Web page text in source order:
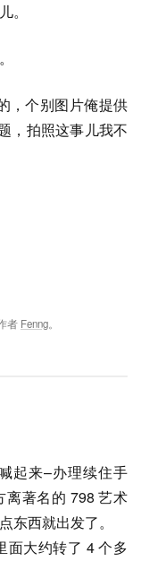
。
。
，个别图片俺提供
，拍照这事儿我不
者 Fenng。
起来–办理续住手
离著名的 798 艺术
东西就出发了。
面大约转了 4 个多